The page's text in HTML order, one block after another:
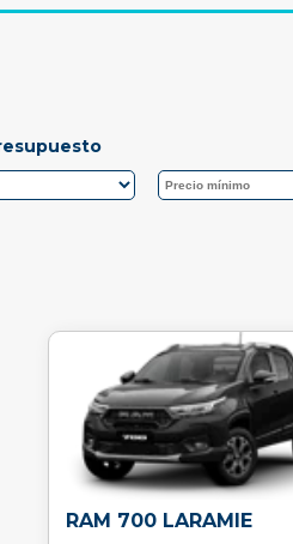
RAM 700 LARAMIE